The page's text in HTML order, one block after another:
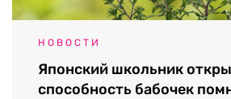
НОВОСТИ
Японский школьник
способность бабочек